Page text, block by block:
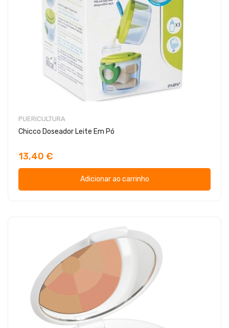
PUERICULTURA
Chicco Doseador Leite Em Pó
13,40 €
Adicionar ao carrinho